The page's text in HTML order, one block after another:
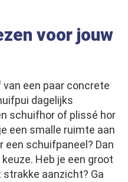
voor jouw
een paar concrete
dagelijks
schuifhor of plissé hor
een smalle ruimte aan
een schuifpaneel? Dan
Heb je een groot
aanzicht? Ga